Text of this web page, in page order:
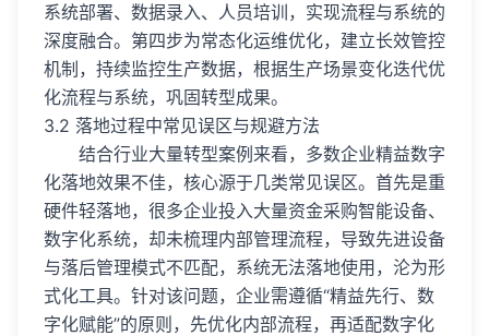
系统部署、数据录入、人员培训，实现流程与系统的
深度融合。第四步为常态化运维优化，建立长效管控
机制，持续监控生产数据，根据生产场景变化迭代优
化流程与系统，巩固转型成果。
3.2 落地过程中常见误区与规避方法
结合行业大量转型案例来看，多数企业精益数字
化落地效果不佳，核心源于几类常见误区。首先是重
硬件轻落地，很多企业投入大量资金采购智能设备、
数字化系统，却未梳理内部管理流程，导致先进设备
与落后管理模式不匹配，系统无法落地使用，沦为形
式化工具。针对该问题，企业需遵循“精益先行、数
字化赋能”的原则，先优化内部流程，再适配数字化